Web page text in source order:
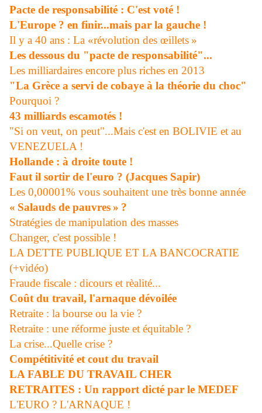
Pacte de responsabilité : C'est voté !
L'Europe ? en finir...mais par la gauche !
Il y a 40 ans : La «révolution des œillets »
Les dessous du "pacte de responsabilité"...
Les milliardaires encore plus riches en 2013
"La Grèce a servi de cobaye à la théorie du choc"
Pourquoi ?
43 milliards escamotés !
"Si on veut, on peut"...Mais c'est en BOLIVIE et au
VENEZUELA !
Hollande : à droite toute !
Faut il sortir de l'euro ? (Jacques Sapir)
Les 0,00001% vous souhaitent une très bonne année
« Salauds de pauvres » ?
Stratégies de manipulation des masses
Changer, c'est possible !
LA DETTE PUBLIQUE ET LA BANCOCRATIE
(+vidéo)
Fraude fiscale : dicours et rèalité...
Coût du travail, l'arnaque dévoilée
Retraite : la bourse ou la vie ?
Retraite : une réforme juste et équitable ?
La crise...Quelle crise ?
Compétitivité et cout du travail
LA FABLE DU TRAVAIL CHER
RETRAITES : Un rapport dicté par le MEDEF
L'EURO ? L'ARNAQUE !